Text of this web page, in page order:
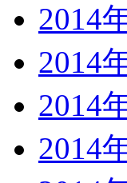
2014
2014
2014
2014